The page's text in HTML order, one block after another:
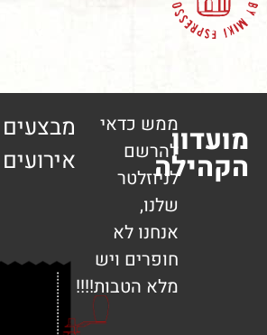
ממש כדאי
להרשם
לניוזלטר
אנחנו לא
חופרים ויש
מלא הטבות!!!!
מבצעים |
אירועים | ועוד..